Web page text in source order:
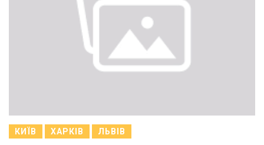
КИЇВ ХАРКІВ ЛЬВІВ